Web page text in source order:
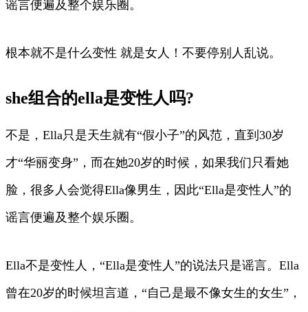
谣言便遍及整个娱乐圈。
根本就不是什么变性 就是女人！不要停别人乱说。
she组合的ella是变性人吗?
不是，Ella只是天生就有“假小子”的风范，直到30岁
才“华丽变身”，而在她20岁的时候，如果我们只看她
脸，很多人会觉得Ella像男生，因此“Ella是变性人”的
谣言便遍及整个娱乐圈。
Ella不是变性人，“Ella是变性人”的说法只是谣言。Ella
曾在20岁的时候坦言道，“自己是最不像女生的女生”，